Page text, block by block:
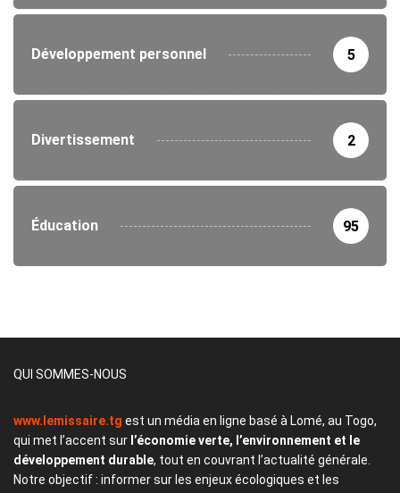
Développement personnel 5
Divertissement 2
Éducation 95
QUI SOMMES-NOUS
www.lemissaire.tg est un média en ligne basé à Lomé, au Togo,
qui met l’accent sur l’économie verte, l’environnement et le
développement durable, tout en couvrant l’actualité générale.
Notre objectif : informer sur les enjeux écologiques et les